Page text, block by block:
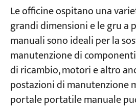
Le officine ospitano una
grandi dimensioni e le gru
manuali sono ideali per la
manutenzione di
di ricambio, motori e altro
postazioni di manutenzione
portale portatile manuale